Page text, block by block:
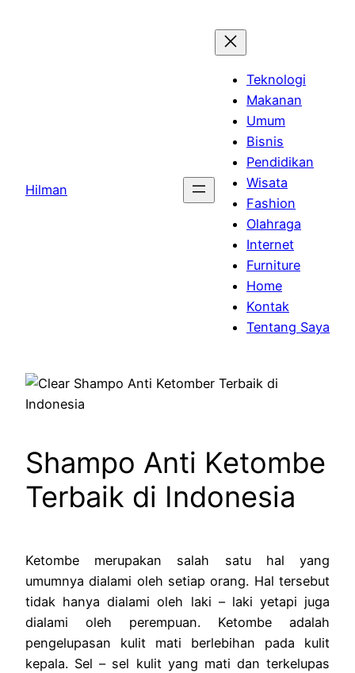
Hilman
Teknologi
Makanan
Umum
Bisnis
Pendidikan
Wisata
Fashion
Olahraga
Internet
Furniture
Home
Kontak
Tentang Saya
Shampo Anti Ketombe
Terbaik di Indonesia
Ketombe merupakan salah satu hal yang
umumnya dialami oleh setiap orang. Hal tersebut
tidak hanya dialami oleh laki – laki yetapi juga
dialami oleh perempuan. Ketombe adalah
pengelupasan kulit mati berlebihan pada kulit
kepala. Sel – sel kulit yang mati dan terkelupas